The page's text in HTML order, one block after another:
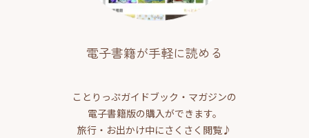
電子書籍が手軽に読める
ことりっぷガイドブック・マガジンの
電子書籍版の購入ができます。
旅行・お出かけ中にさくさく閲覧♪